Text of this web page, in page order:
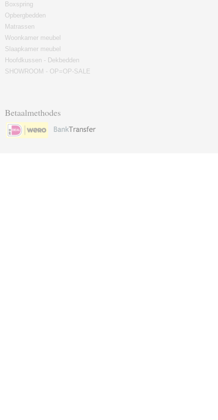
Boxspring
Opbergbedden
Matrassen
Woonkamer meubel
Slaapkamer meubel
Hoofdkussen - Dekbedden
SHOWROOM - OP=OP-SALE
Betaalmethodes